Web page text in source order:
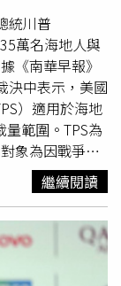
國經濟創造
華森
響不僅將反映
續發酵，包括創
，以及美國全
遭拜登政府
是川普1.0及2.0
生皆是其主要
邦政府已陸續調
終止部分移民
民身分（Green
原本最長可獲
但還是可申請
步被限縮至90
，持有香港或澳
這項針對中國
責具有歧視性，
評請求。另一
統川普
萬名海地人與
《南華早報》
決中表示，美國
）適用於海地
範圍。TPS為
象為因戰爭、
面臨危險的族
法庭口頭辯論
的撤銷決定至少
法院的保守派大
寫多數意見，並
認為川普取消
繼續閱讀